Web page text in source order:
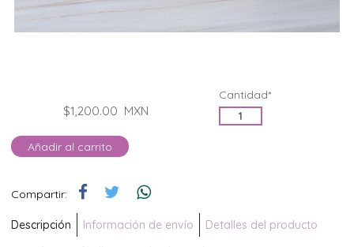
$1,200.00 MXN
Cantidad*
Añadir al carrito
Compartir:
Descripción Información de envío Detalles del producto